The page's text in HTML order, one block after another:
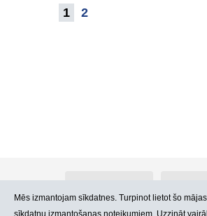
1 2
Mēs izmantojam sīkdatnes. Turpinot lietot šo
sīkdatņu izmantošanas noteikumiem. Uzzināt